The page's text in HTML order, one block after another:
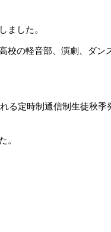
ました。
校の軽音部、演劇、ダン
る定時制通信制生徒秋季
。